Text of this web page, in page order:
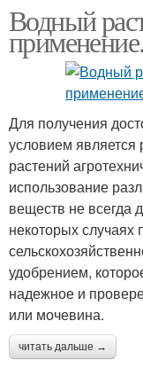
Водный
Для получения
условием является
растений
использование
веществ не всегда
некоторых случаях
удобрением,
надежное и
или мочевина.
читать дальше →